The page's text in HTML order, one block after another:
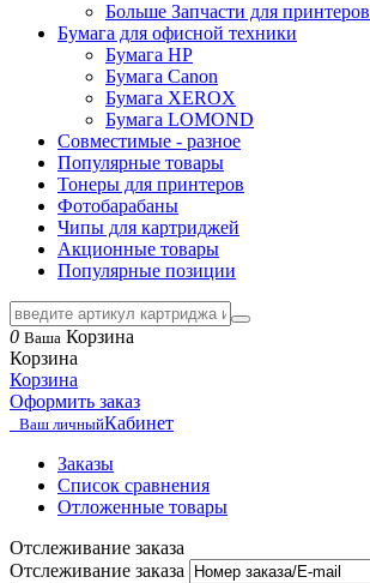
Больше Запчасти для принтеров
Бумага для офисной техники
Бумага HP
Бумага Canon
Бумага XEROX
Бумага LOMOND
Совместимые - разное
Популярные товары
Тонеры для принтеров
Фотобарабаны
Чипы для картриджей
Акционные товары
Популярные позиции
0 Ваша Корзина
Корзина
Корзина
Оформить заказ
Ваш личныйКабинет
Заказы
Список сравнения
Отложенные товары
Отслеживание заказа
Отслеживание заказа